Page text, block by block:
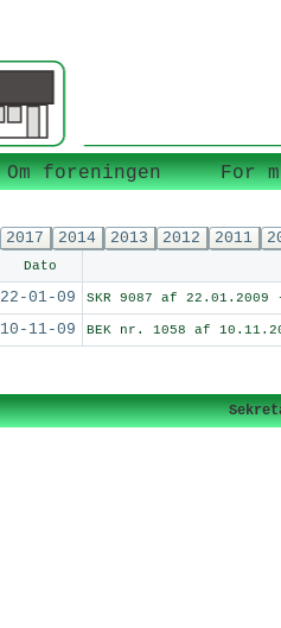
Om foreningen For
2017 2014 2013 2012 2011
Dato
22-01-09 SKR 9087 af
10-11-09 BEK nr. 1058 af